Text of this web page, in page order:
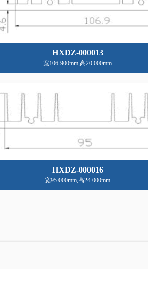
HXDZ-000013
宽106.900mm,高20.000mm
HXDZ-000016
宽95.000mm,高24.000mm